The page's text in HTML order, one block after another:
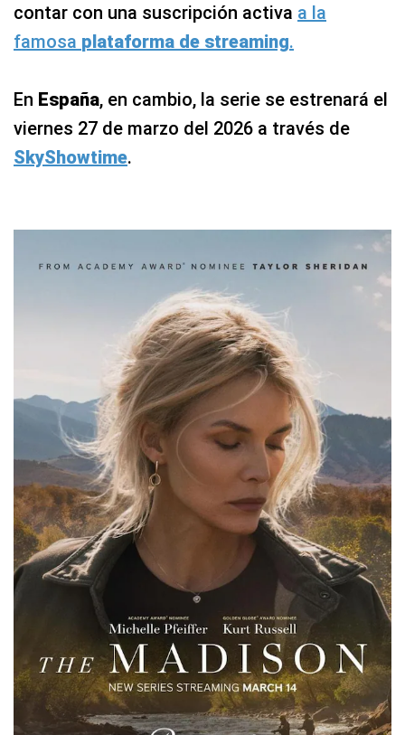
contar con una suscripción activa a la
famosa plataforma de streaming.
En España, en cambio, la serie se estrenará el
viernes 27 de marzo del 2026 a través de
SkyShowtime.